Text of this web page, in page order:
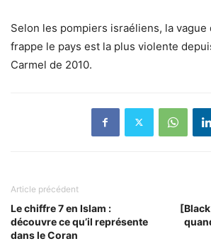
Selon les pompiers israéliens, la vague
frappe le pays est la plus violente
Carmel de 2010.
Article précédent
Le chiffre 7 en Islam :
découvre ce qu’il représente
dans le Coran